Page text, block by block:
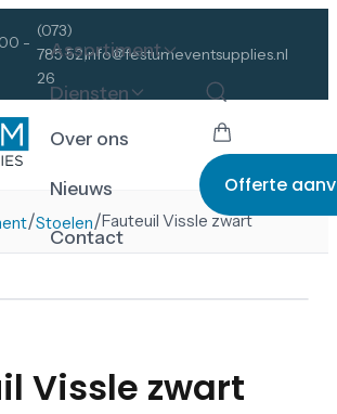
-
(073)
785 52
26
info@festumeventsupplies.nl
Assortiment
Diensten
Over ons
Nieuws
Contact
Offerte
/Stoelen/Fauteuil Vissle zwart
Vissle zwart